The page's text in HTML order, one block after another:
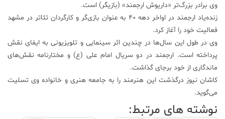
و
فناوری
عکس
پادکست
مجله
فرهنگی
وی برادر بزرگ‌تر «داریوش ارجمند» (بازیگر) است.
زنده‌یاد ارجمند در اواخر دهه ۴۰ به عنوان بازی‌گر و کارگردان تئا‌تر در مشهد
فعالیت خود را آغاز کرد.
وی در طول این سال‌ها در چندین اثر سینمایی و تلویزیونی به ایفای نقش
پرداخته است. ارجمند در دو سریال امام علی (ع) و مختارنامه نقش‌های
ماندگاری از خود برجای گذاشت.
کاشان نیوز درگذشت این هنرمند را به جامعه هنری و خانواده وی تسلیت
می‌گوید.
نوشته های مرتبط: